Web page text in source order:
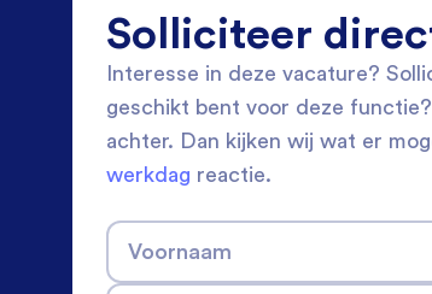
Solliciteer
Interesse in deze vacature?
geschikt bent voor deze
achter. Dan kijken wij wat er
werkdag reactie.
Voornaam